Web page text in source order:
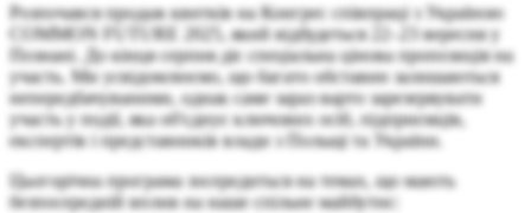
Розпочався продаж квитків на Конгрес співпраці з Україною
COMMON FUTURE 2025, який відбудеться 22–23 вересня у
Познані. До кінця серпня діє спеціальна цінова пропозиція на
участь. Ми усвідомлюємо, що багато обставин залишаються
непередбачуваними, однак саме зараз варто зарезервувати
участь у події, яка об'єднує ключових осіб, підприємців,
експертів і представників влади з Польщі та України.
Цьогорічна програма зосередиться на темах, що мають
безпосередній вплив на наше спільне майбутнє: